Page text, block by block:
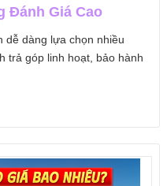
Đánh Giá Cao
dễ dàng lựa chọn nhiều
trả góp linh hoạt, bảo hành